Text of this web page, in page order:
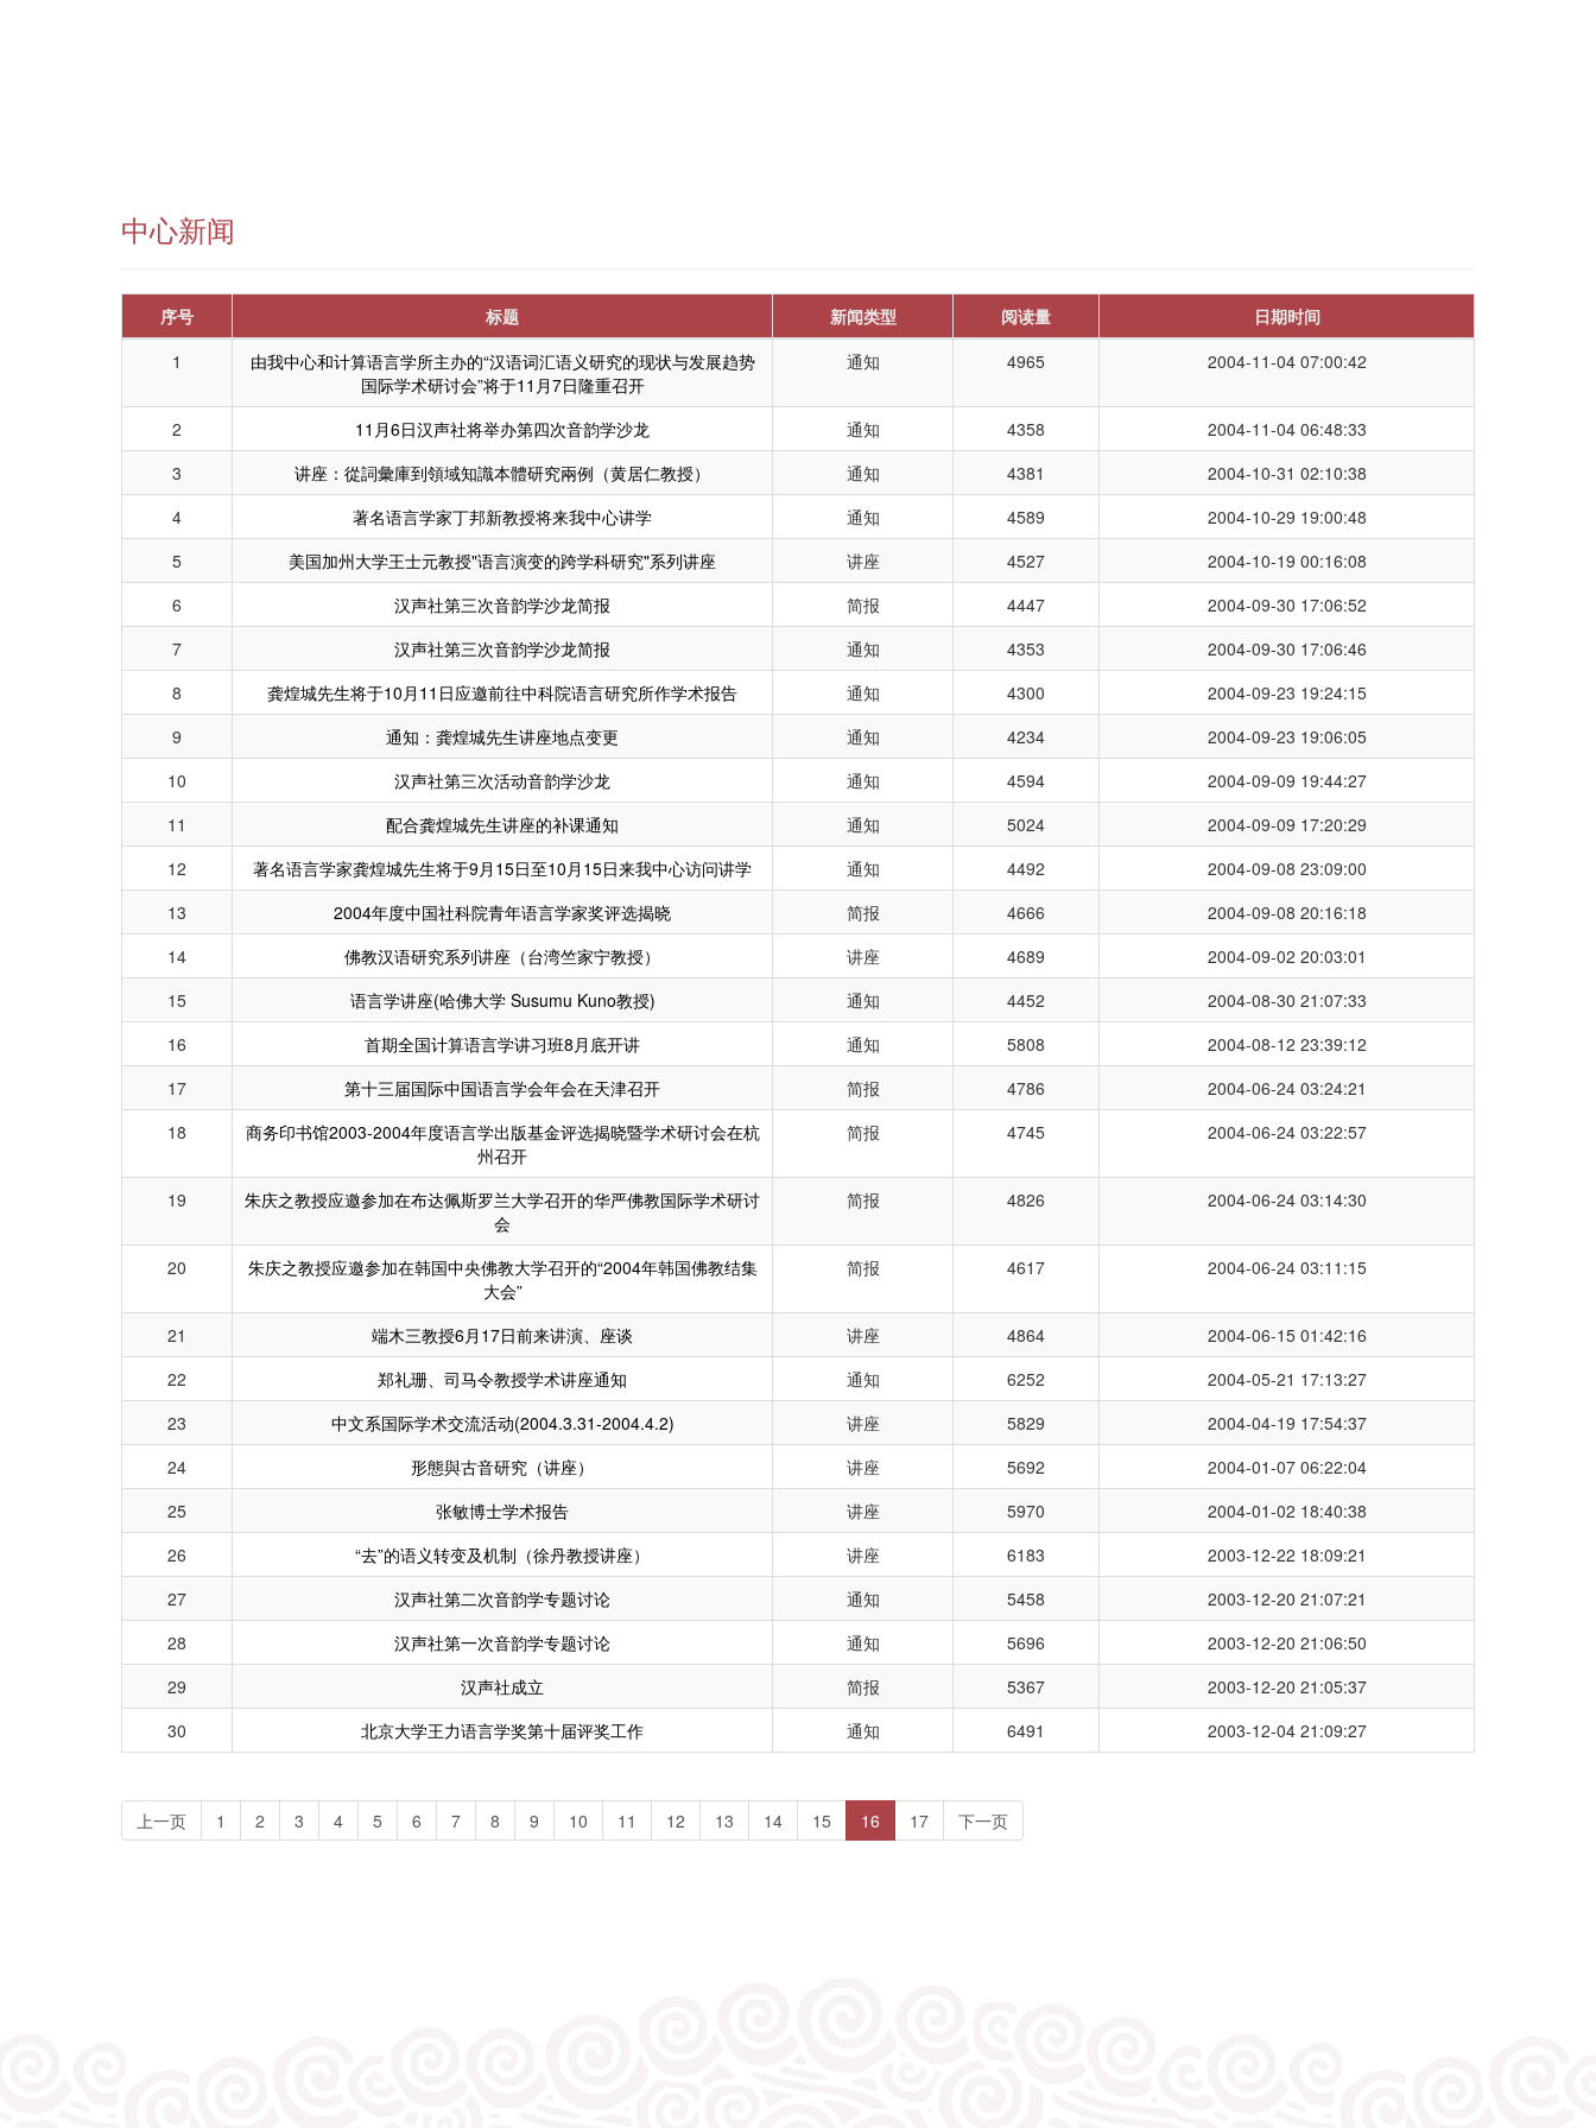
中心新闻
序号 标题 新闻类型 阅读量
日期时间
1
由我中心和计算语言学所主办的“汉语词汇语义研究的现状与发展趋势
国际学术研讨会”将于11月7日隆重召开
通知 4965 2004-11-04 07:00:42
2 11月6日汉声社将举办第四次音韵学沙龙 通知 4358
2004-11-04 06:48:33
3
讲座：從詞彙庫到領域知識本體研究兩例（黄居仁教授） 通知 4381
2004-10-31 02:10:38
4
著名语言学家丁邦新教授将来我中心讲学 通知 4589
2004-10-29 19:00:48
5
美国加州大学王士元教授"语言演变的跨学科研究"系列讲座 讲座 4527
2004-10-19 00:16:08
6
汉声社第三次音韵学沙龙简报 简报 4447
2004-09-30 17:06:52
7
汉声社第三次音韵学沙龙简报 通知 4353
2004-09-30 17:06:46
8
龚煌城先生将于10月11日应邀前往中科院语言研究所作学术报告 通知 4300
2004-09-23 19:24:15
9
通知：龚煌城先生讲座地点变更 通知 4234
2004-09-23 19:06:05
10
汉声社第三次活动音韵学沙龙 通知 4594
2004-09-09 19:44:27
11
配合龚煌城先生讲座的补课通知 通知 5024
2004-09-09 17:20:29
12
著名语言学家龚煌城先生将于9月15日至10月15日来我中心访问讲学 通知 4492
2004-09-08 23:09:00
13
2004年度中国社科院青年语言学家奖评选揭晓 简报 4666
2004-09-08 20:16:18
14
佛教汉语研究系列讲座（台湾竺家宁教授） 讲座 4689
2004-09-02 20:03:01
15
语言学讲座(哈佛大学 Susumu Kuno教授) 通知 4452
2004-08-30 21:07:33
16
首期全国计算语言学讲习班8月底开讲 通知 5808
2004-08-12 23:39:12
17
第十三届国际中国语言学会年会在天津召开 简报 4786
2004-06-24 03:24:21
18
商务印书馆2003-2004年度语言学出版基金评选揭晓暨学术研讨会在杭
州召开
简报 4745 2004-06-24 03:22:57
19
朱庆之教授应邀参加在布达佩斯罗兰大学召开的华严佛教国际学术研讨
会
简报 4826 2004-06-24 03:14:30
20
朱庆之教授应邀参加在韩国中央佛教大学召开的“2004年韩国佛教结集
大会”
简报 4617 2004-06-24 03:11:15
21 端木三教授6月17日前来讲演、座谈 讲座 4864
2004-06-15 01:42:16
22
郑礼珊、司马令教授学术讲座通知 通知 6252
2004-05-21 17:13:27
23
中文系国际学术交流活动(2004.3.31-2004.4.2) 讲座 5829
2004-04-19 17:54:37
24
形態與古音研究（讲座） 讲座 5692
2004-01-07 06:22:04
25
张敏博士学术报告 讲座 5970
2004-01-02 18:40:38
26
“去”的语义转变及机制（徐丹教授讲座） 讲座 6183
2003-12-22 18:09:21
27
汉声社第二次音韵学专题讨论 通知 5458
2003-12-20 21:07:21
28
汉声社第一次音韵学专题讨论 通知 5696
2003-12-20 21:06:50
29
汉声社成立 简报 5367
2003-12-20 21:05:37
30
北京大学王力语言学奖第十届评奖工作 通知 6491 2003-12-04 21:09:27
上一页 1 2 3 4 5 6 7 8 9 10 11 12 13 14 15 16 (current)
17 下一页